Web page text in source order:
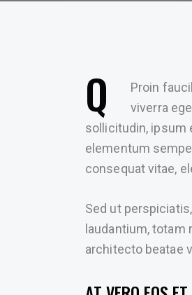
Q
Proin
viverra
sollicitudin, ipsum
elementum
consequat vitae,
Sed ut
laudantium, totam
architecto beatae